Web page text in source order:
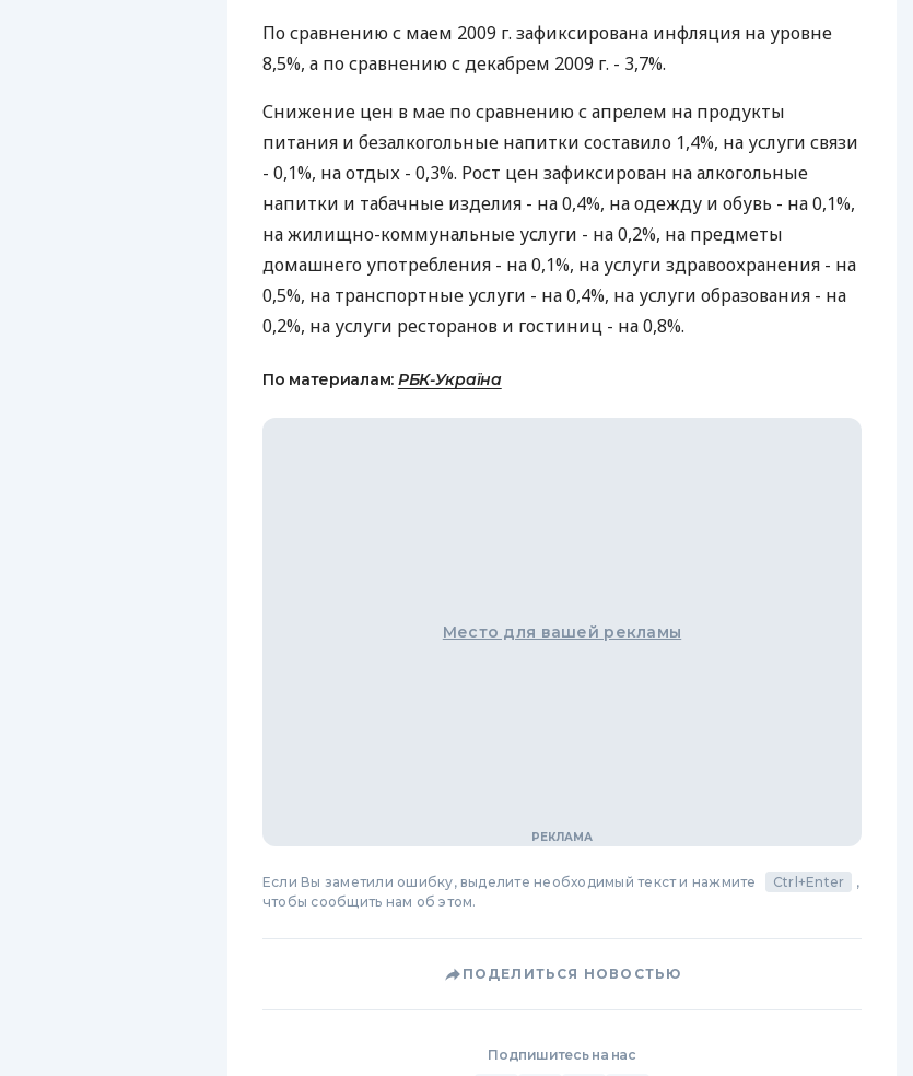
ЕЖЕМЕСЯЧНЫЙ ОБЗОР
БАНКОВСКИМ КАРТАМ
По сравнению с маем 2009 г. зафиксирована инфляция на уровне
8,5%, а по сравнению с декабрем 2009 г. - 3,7%.
Снижение цен в мае по сравнению с апрелем на продукты
питания и безалкогольные напитки составило 1,4%, на услуги связи
- 0,1%, на отдых - 0,3%. Рост цен зафиксирован на алкогольные
напитки и табачные изделия - на 0,4%, на одежду и обувь - на 0,1%,
на жилищно-коммунальные услуги - на 0,2%, на предметы
домашнего употребления - на 0,1%, на услуги здравоохранения - на
0,5%, на транспортные услуги - на 0,4%, на услуги образования - на
0,2%, на услуги ресторанов и гостиниц - на 0,8%.
По материалам: РБК-Україна
Место для вашей рекламы
Если Вы заметили ошибку, выделите необходимый текст и нажмите Ctrl+Enter
,
чтобы сообщить нам об этом.
ПОДЕЛИТЬСЯ НОВОСТЬЮ
Подпишитесь на нас